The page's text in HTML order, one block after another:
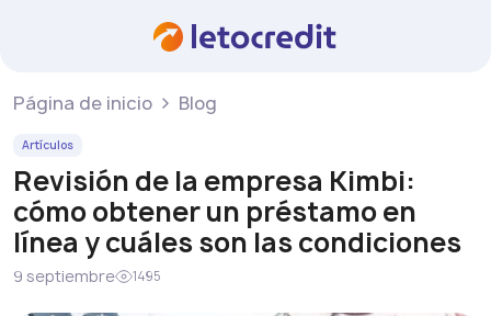
Página de inicio Blog
Artículos
Revisión de la empresa Kimbi:
cómo obtener un préstamo en
línea y cuáles son las condiciones
9 septiembre 1495